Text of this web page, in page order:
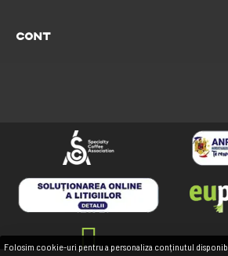
Cont
Folosim cookie-uri pentru a personaliza conținutul